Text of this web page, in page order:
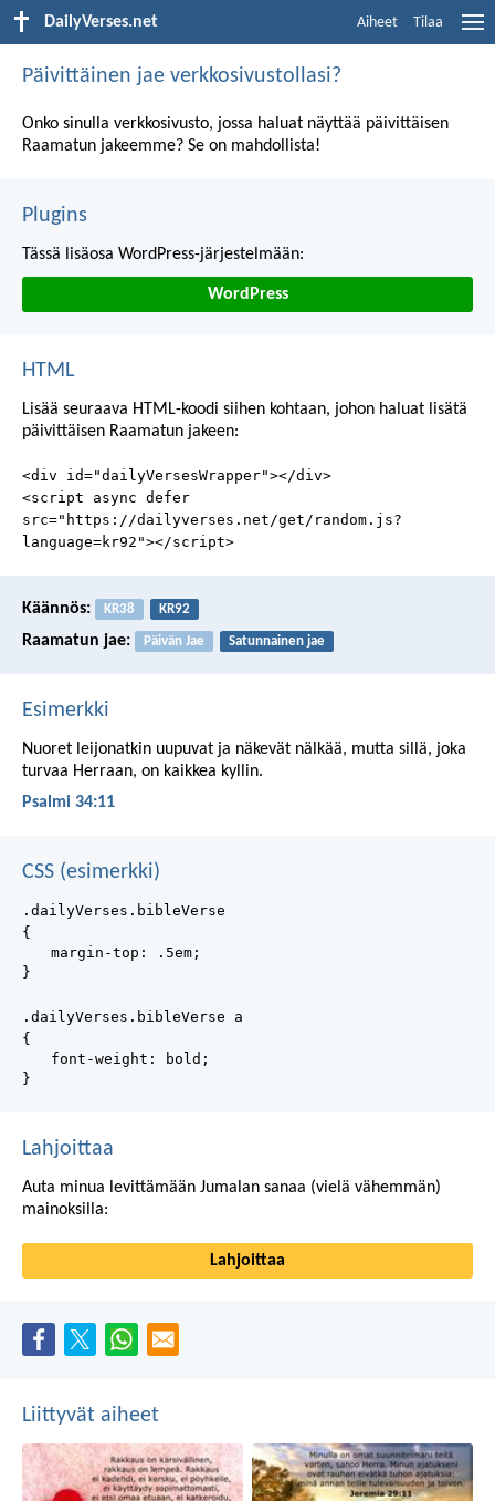
DailyVerses.net Aiheet Tilaa
Päivittäinen jae verkkosivustollasi?
Onko sinulla verkkosivusto, jossa haluat näyttää päivittäisen
Raamatun jakeemme? Se on mahdollista!
Plugins
Tässä lisäosa WordPress-järjestelmään:
WordPress
HTML
Lisää seuraava HTML-koodi siihen kohtaan, johon haluat lisätä
päivittäisen Raamatun jakeen:
<div id="dailyVersesWrapper"></div>
<script async defer
src="https://dailyverses.net/get/random.js?
language=kr92"></script>
Käännös: KR38 KR92
Raamatun jae: Päivän Jae Satunnainen jae
Esimerkki
Nuoret leijonatkin uupuvat ja näkevät nälkää, mutta sillä, joka
turvaa Herraan, on kaikkea kyllin.
Psalmi 34:11
CSS (esimerkki)
.dailyVerses.bibleVerse
{
margin-top: .5em;
}
.dailyVerses.bibleVerse a
{
font-weight: bold;
}
Lahjoittaa
Auta minua levittämään Jumalan sanaa (vielä vähemmän)
mainoksilla:
Lahjoittaa
Liittyvät aiheet